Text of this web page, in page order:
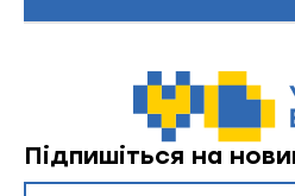
Підпишіться на